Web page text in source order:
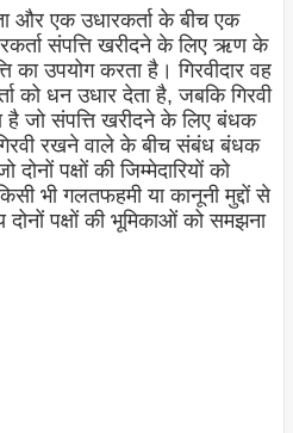
एक उधारकर्ता के बीच एक
संपत्ति खरीदने के लिए ऋण के
का उपयोग करता है। गिरवीदार वह
को धन उधार देता है, जबकि गिरवी
है जो संपत्ति खरीदने के लिए बंधक
रखने वाले के बीच संबंध बंधक
दोनों पक्षों की जिम्मेदारियों को
भी गलतफहमी या कानूनी मुद्दों से
पक्षों की भूमिकाओं को समझना